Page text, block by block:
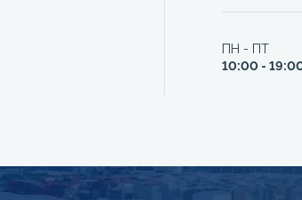
ПН - ПТ
10:00 -